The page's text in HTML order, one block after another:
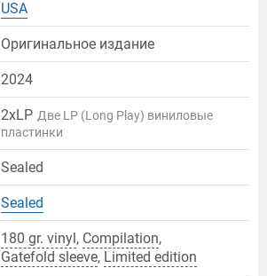
USA
Оригинальное издание
2024
2xLP Две LP (Long Play) виниловые
пластинки
Sealed
Sealed
180 gr. vinyl, Compilation,
Gatefold sleeve, Limited edition